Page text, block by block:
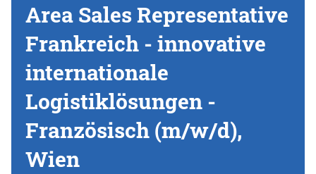
Area Sales Representative
Frankreich - innovative
internationale
Logistiklösungen -
Französisch (m/w/d),
Wien